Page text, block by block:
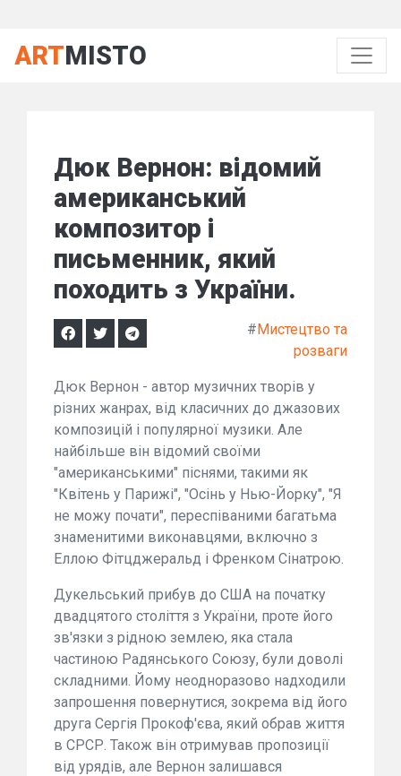
ARTMISTO
Дюк Вернон: відомий
американський
композитор і
письменник, який
походить з України.
#Мистецтво та
розваги
Дюк Вернон - автор музичних творів у
різних жанрах, від класичних до джазових
композицій і популярної музики. Але
найбільше він відомий своїми
"американськими" піснями, такими як
"Квітень у Парижі", "Осінь у Нью-Йорку", "Я
не можу почати", переспіваними багатьма
знаменитими виконавцями, включно з
Еллою Фітцджеральд і Френком Сінатрою.
Дукельський прибув до США на початку
двадцятого століття з України, проте його
зв'язки з рідною землею, яка стала
частиною Радянського Союзу, були доволі
складними. Йому неодноразово надходили
запрошення повернутися, зокрема від його
друга Сергія Прокоф'єва, який обрав життя
в СРСР. Також він отримував пропозиції
від урядів, але Вернон залишався